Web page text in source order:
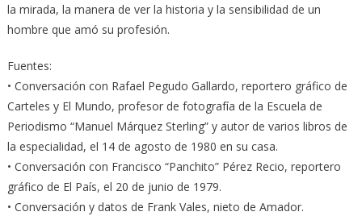
la mirada, la manera de ver la historia y la sensibilidad de un
hombre que amó su profesión.
Fuentes:
• Conversación con Rafael Pegudo Gallardo, reportero gráfico de
Carteles y El Mundo, profesor de fotografía de la Escuela de
Periodismo “Manuel Márquez Sterling” y autor de varios libros de
la especialidad, el 14 de agosto de 1980 en su casa.
• Conversación con Francisco “Panchito” Pérez Recio, reportero
gráfico de El País, el 20 de junio de 1979.
• Conversación y datos de Frank Vales, nieto de Amador.